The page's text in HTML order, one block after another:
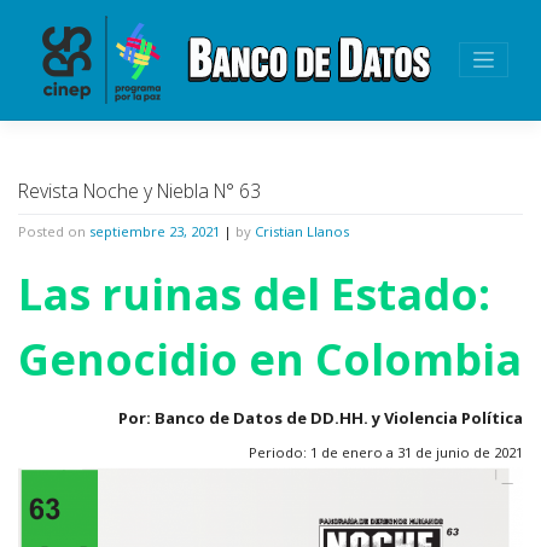
content
Revista Noche y Niebla N° 63
Posted on septiembre 23, 2021 | by Cristian Llanos
Las ruinas del Estado:
Genocidio en Colombia
Por: Banco de Datos de DD.HH. y Violencia Política
Periodo: 1 de enero a 31 de junio de 2021